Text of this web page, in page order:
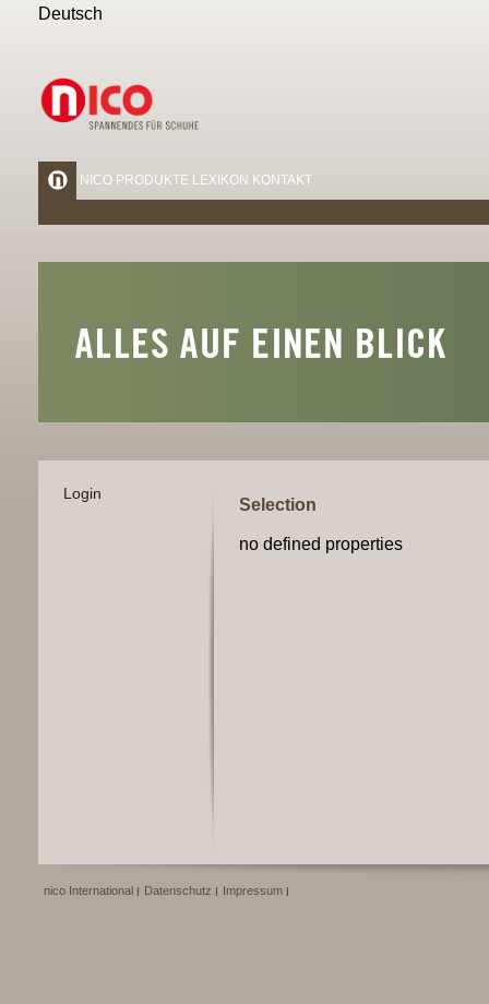
Deutsch
nico International Datenschutz Impressum
NICO PRODUKTE LEXIKON KONTAKT
Login
Selection
no defined properties